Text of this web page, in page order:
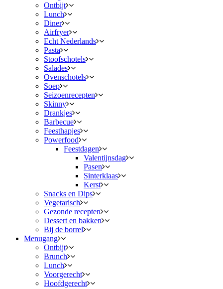
Ontbijt
Lunch
Diner
Airfryer
Echt Nederlands
Pasta
Stoofschotels
Salades
Ovenschotels
Soep
Seizoenrecepten
Skinny
Drankjes
Barbecue
Feesthapjes
Powerfood
Feestdagen
Valentijnsdag
Pasen
Sinterklaas
Kerst
Snacks en Dips
Vegetarisch
Gezonde recepten
Dessert en bakken
Bij de borrel
Menugang
Ontbijt
Brunch
Lunch
Voorgerecht
Hoofdgerecht